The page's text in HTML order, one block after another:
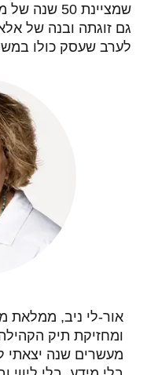
שמציינת
גם זוגתה ובנה של
לערב שעסק כולו
אור-לי ניב, ממלאת
ומחזיקת תיק
מעשרים שנה